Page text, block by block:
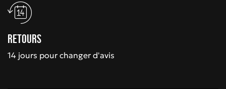
Retours
14 jours pour changer d'avis